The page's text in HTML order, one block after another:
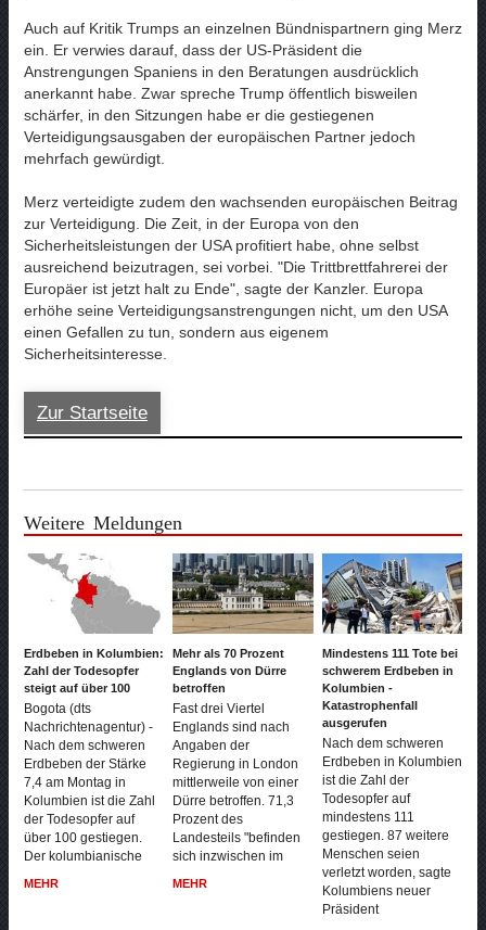
Auch auf Kritik Trumps an einzelnen Bündnispartnern ging Merz
ein. Er verwies darauf, dass der US-Präsident die
Anstrengungen Spaniens in den Beratungen ausdrücklich
anerkannt habe. Zwar spreche Trump öffentlich bisweilen
schärfer, in den Sitzungen habe er die gestiegenen
Verteidigungsausgaben der europäischen Partner jedoch
mehrfach gewürdigt.
Merz verteidigte zudem den wachsenden europäischen Beitrag
zur Verteidigung. Die Zeit, in der Europa von den
Sicherheitsleistungen der USA profitiert habe, ohne selbst
ausreichend beizutragen, sei vorbei. "Die Trittbrettfahrerei der
Europäer ist jetzt halt zu Ende", sagte der Kanzler. Europa
erhöhe seine Verteidigungsanstrengungen nicht, um den USA
einen Gefallen zu tun, sondern aus eigenem
Sicherheitsinteresse.
Zur Startseite
Weitere Meldungen
Erdbeben in Kolumbien:
Zahl der Todesopfer
steigt auf über 100
Bogota (dts
Nachrichtenagentur) -
Nach dem schweren
Erdbeben der Stärke
7,4 am Montag in
Kolumbien ist die Zahl
der Todesopfer auf
über 100 gestiegen.
Der kolumbianische
MEHR
Mehr als 70 Prozent
Englands von Dürre
betroffen
Fast drei Viertel
Englands sind nach
Angaben der
Regierung in London
mittlerweile von einer
Dürre betroffen. 71,3
Prozent des
Landesteils "befinden
sich inzwischen im
MEHR
Mindestens 111 Tote bei
schwerem Erdbeben in
Kolumbien -
Katastrophenfall
ausgerufen
Nach dem schweren
Erdbeben in Kolumbien
ist die Zahl der
Todesopfer auf
mindestens 111
gestiegen. 87 weitere
Menschen seien
verletzt worden, sagte
Kolumbiens neuer
Präsident